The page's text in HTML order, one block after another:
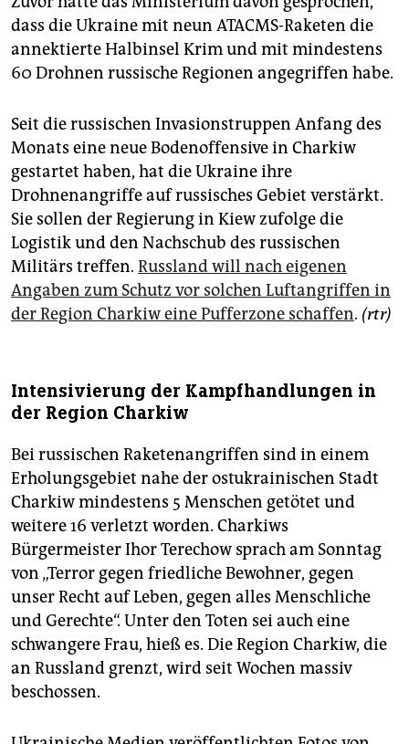
dass die Ukraine mit neun ATACMS-Raketen die
annektierte Halbinsel Krim und mit mindestens
60 Drohnen russische Regionen angegriffen habe.
Seit die russischen Invasionstruppen Anfang des
Monats eine neue Bodenoffensive in Charkiw
gestartet haben, hat die Ukraine ihre
Drohnenangriffe auf russisches Gebiet verstärkt.
Sie sollen der Regierung in Kiew zufolge die
Logistik und den Nachschub des russischen
Militärs treffen. Russland will nach eigenen
Angaben zum Schutz vor solchen Luftangriffen in
der Region Charkiw eine Pufferzone schaffen. (rtr)
Intensivierung der Kampfhandlungen in
der Region Charkiw
Bei russischen Raketenangriffen sind in einem
Erholungsgebiet nahe der ostukrainischen Stadt
Charkiw mindestens 5 Menschen getötet und
weitere 16 verletzt worden. Charkiws
Bürgermeister Ihor Terechow sprach am Sonntag
von „Terror gegen friedliche Bewohner, gegen
unser Recht auf Leben, gegen alles Menschliche
und Gerechte“. Unter den Toten sei auch eine
schwangere Frau, hieß es. Die Region Charkiw, die
an Russland grenzt, wird seit Wochen massiv
beschossen.